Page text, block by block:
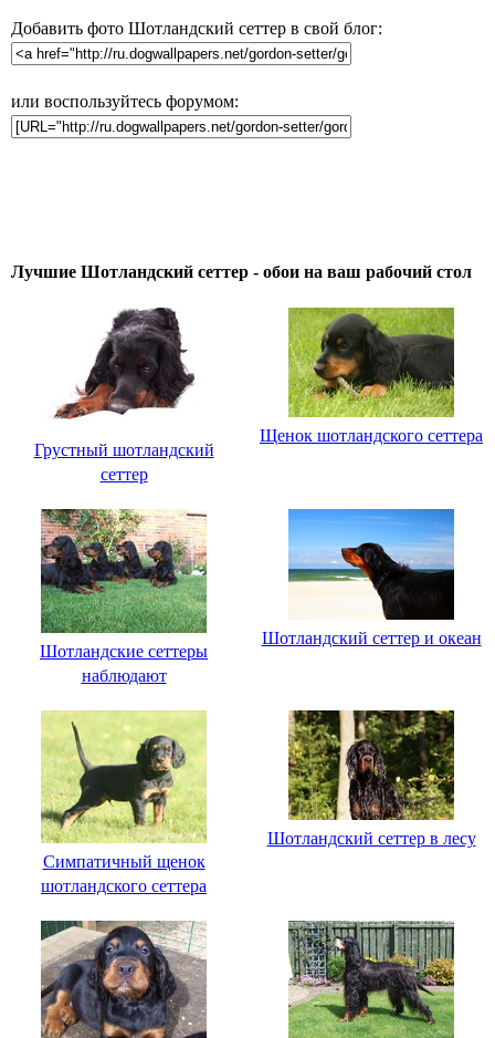
Добавить фото Шотландский сеттер в свой блог:
или воспользуйтесь форумом:
Лучшие Шотландский сеттер - обои на ваш рабочий стол
Грустный шотландский
сеттер
Щенок шотландского сеттера
Шотландские сеттеры
наблюдают
Шотландский сеттер и океан
Симпатичный щенок
шотландского сеттера
Шотландский сеттер в лесу